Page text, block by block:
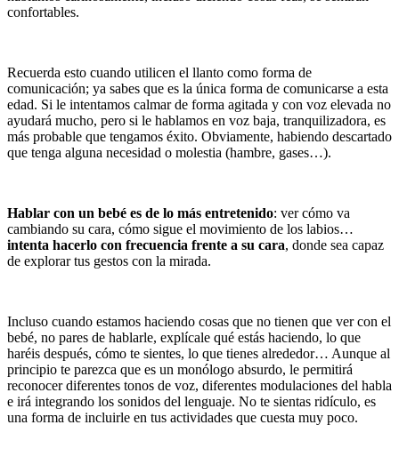
confortables.
Recuerda esto cuando utilicen el llanto como forma de
comunicación; ya sabes que es la única forma de comunicarse a esta
edad. Si le intentamos calmar de forma agitada y con voz elevada no
ayudará mucho, pero si le hablamos en voz baja, tranquilizadora, es
más probable que tengamos éxito. Obviamente, habiendo descartado
que tenga alguna necesidad o molestia (hambre, gases…).
Hablar con un bebé es de lo más entretenido: ver cómo va
cambiando su cara, cómo sigue el movimiento de los labios…
intenta hacerlo con frecuencia frente a su cara, donde sea capaz
de explorar tus gestos con la mirada.
Incluso cuando estamos haciendo cosas que no tienen que ver con el
bebé, no pares de hablarle, explícale qué estás haciendo, lo que
haréis después, cómo te sientes, lo que tienes alrededor… Aunque al
principio te parezca que es un monólogo absurdo, le permitirá
reconocer diferentes tonos de voz, diferentes modulaciones del habla
e irá integrando los sonidos del lenguaje. No te sientas ridículo, es
una forma de incluirle en tus actividades que cuesta muy poco.